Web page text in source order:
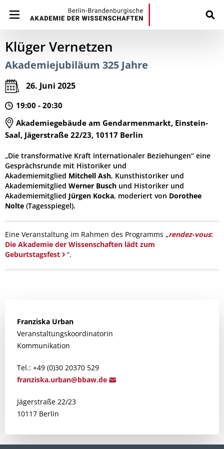
Klüger Vernetzen
Akademiejubiläum 325 Jahre
26. Juni 2025
19:00 - 20:30
Akademiegebäude am Gendarmenmarkt, Einstein-
Saal, Jägerstraße 22/23, 10117 Berlin
„Die transformative Kraft internationaler Beziehungen“ eine
Gesprächsrunde mit Historiker und
Akademiemitglied Mitchell Ash, Kunsthistoriker und
Akademiemitglied Werner Busch und Historiker und
Akademiemitglied Jürgen Kocka, moderiert von Dorothee
Nolte (Tagesspiegel).
Eine Veranstaltung im Rahmen des Programms „rendez-vous:
Die Akademie der Wissenschaften lädt zum
Geburtstagsfest
“.
Franziska Urban
Veranstaltungskoordinatorin
Kommunikation
Tel.: +49 (0)30 20370 529
franziska.urban@bbaw.de
Jägerstraße 22/23
10117 Berlin